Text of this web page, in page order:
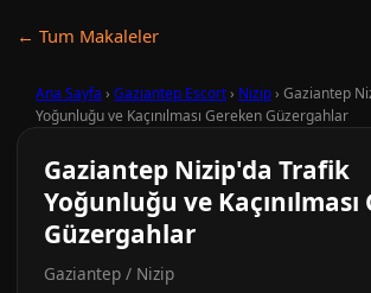
← Tum Makaleler
Ana Sayfa › Gaziantep Escort› Nizip› Gaziantep
Yoğunluğu ve Kaçınılması Gereken Güzergahlar
Gaziantep Nizip'da Trafik
Yoğunluğu ve Kaçınılması
Güzergahlar
Gaziantep / Nizip